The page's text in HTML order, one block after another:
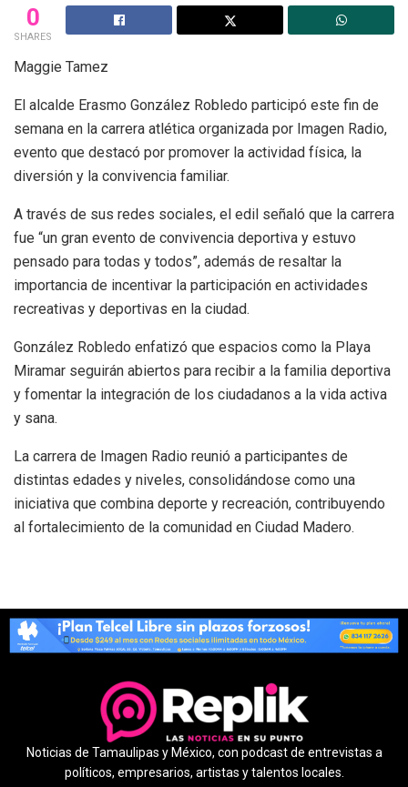
0
SHARES
Maggie Tamez
El alcalde Erasmo González Robledo participó este fin de
semana en la carrera atlética organizada por Imagen Radio,
evento que destacó por promover la actividad física, la
diversión y la convivencia familiar.
A través de sus redes sociales, el edil señaló que la carrera
fue “un gran evento de convivencia deportiva y estuvo
pensado para todas y todos”, además de resaltar la
importancia de incentivar la participación en actividades
recreativas y deportivas en la ciudad.
González Robledo enfatizó que espacios como la Playa
Miramar seguirán abiertos para recibir a la familia deportiva
y fomentar la integración de los ciudadanos a la vida activa
y sana.
La carrera de Imagen Radio reunió a participantes de
distintas edades y niveles, consolidándose como una
iniciativa que combina deporte y recreación, contribuyendo
al fortalecimiento de la comunidad en Ciudad Madero.
Noticias de Tamaulipas y México, con podcast de entrevistas a
políticos, empresarios, artistas y talentos locales.